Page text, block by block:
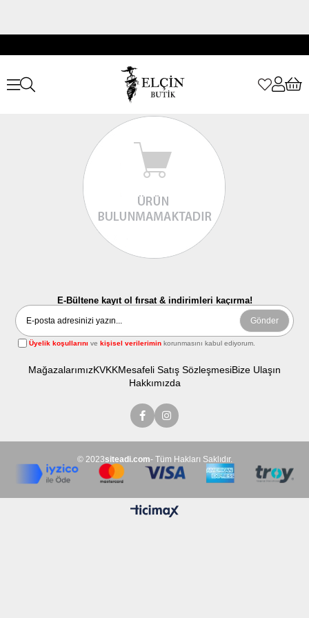
E-Bültene kayıt ol fırsat & indirimleri kaçırma!
Gönder
Üyelik koşullarını vekişisel verilerimin korunmasını kabul ediyorum.
MağazalarımızKVKKMesafeli Satış SözleşmesiBize Ulaşın
Hakkımızda
© 2023siteadi.com- Tüm Hakları Saklıdır.